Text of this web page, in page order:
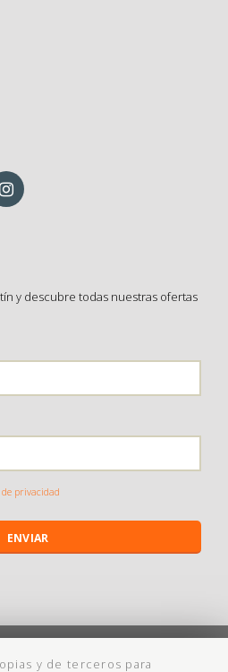
y de terceros para
y descubre todas nuestras ofertas
privacidad
ENVIAR
derechos reservados